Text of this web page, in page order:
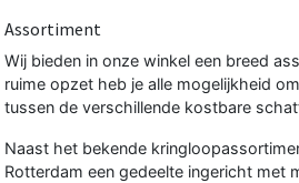
Assortiment
Wij bieden in onze winkel een breed
ruime opzet heb je alle mogelijkheid
tussen de verschillende kostbare
Naast het bekende
Rotterdam een gedeelte ingericht met